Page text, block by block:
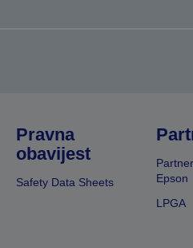
Pravna
obavijest
Safety Data Sheets
Epson
LPGA